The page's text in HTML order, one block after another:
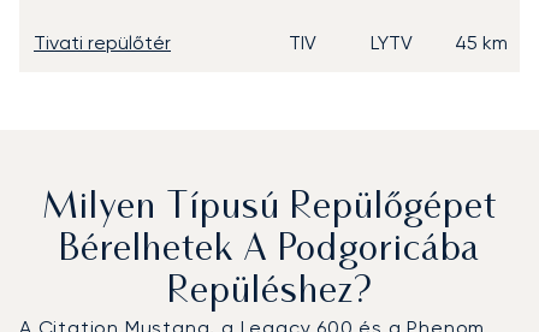
Tivati repülőtér TIV LYTV 45 km
Milyen Típusú Repülőgépet
Bérelhetek A Podgoricába
Repüléshez?
A Citation Mustang, a Legacy 600 és a Phenom